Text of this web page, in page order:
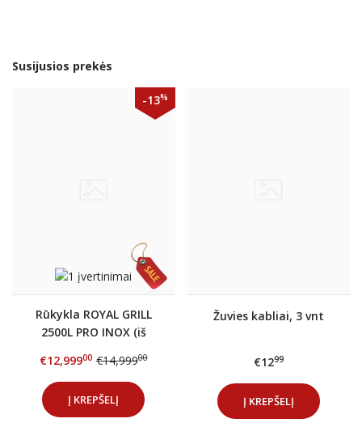
Susijusios prekės
-13%
Rūkykla ROYAL GRILL
2500L PRO INOX (iš
automatika)
€12,99900 €14,99900
Į KREPŠELĮ
Žuvies kabliai, 3 vnt
€1299
Į KREPŠELĮ